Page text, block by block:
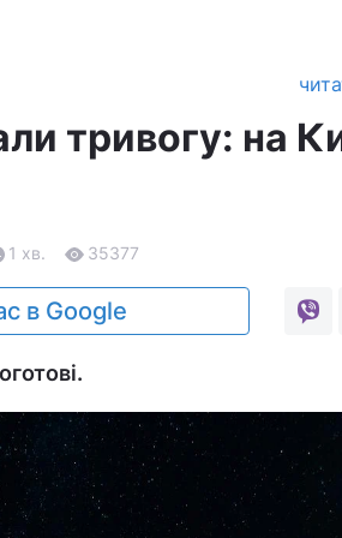
тривогу: на
1 хв. 35377
в Google